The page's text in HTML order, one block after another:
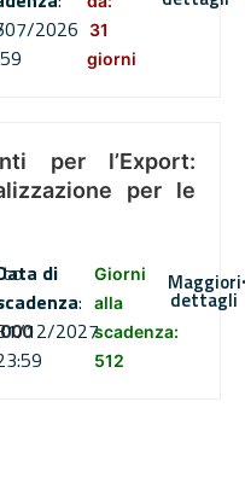
2026
31
giorni
per l’Export:
per le
di
:
12/2027
Giorni
alla
scadenza:
512
Maggiori
dettagli